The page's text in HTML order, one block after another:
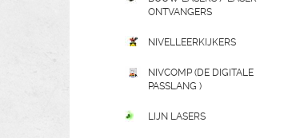
ONTVANGERS
NIVELLEERKIJKERS
NIVCOMP (DE DIGITALE
PASSLANG )
LIJN LASERS